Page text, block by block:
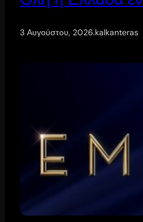
3 Αυγούστου, 2026.kalkanteras